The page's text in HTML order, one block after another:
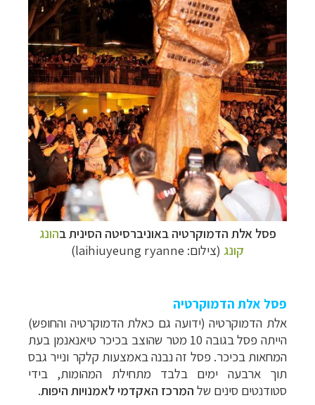
פסל אלת הדמוקרטיה באוניברסיטה הסינית בהונג
קונג (צילום: laihiuyeung ryanne
)
פסל אלת הדמוקרטיה
אלת הדמוקרטיה (ידועה גם כאלת הדמוקרטיה והחופש)
הייתה פסל בגובה 10 מטר שהוצב בכיכר טיאנאנמן בעת
המחאות בכיכר. פסל זה נבנה באמצעות קלקר ונייר גבס
תוך ארבעה ימים בלבד מתחילת המהומות, בידי
סטודנטים סינים של המרכז האקדמי לאמנויות היפות.